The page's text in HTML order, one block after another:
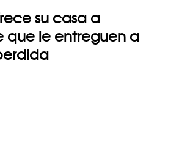
su casa a
que le entreguen a